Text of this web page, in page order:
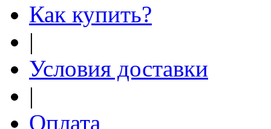
Как купить?
|
Условия доставки
|
Оплата